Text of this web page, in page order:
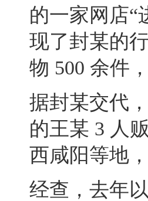
的一家网店“
现了封某的
物 500 余件 ，
据封某交代 ，
的王某 3 人
西咸阳等地 ，
经查 ， 去年